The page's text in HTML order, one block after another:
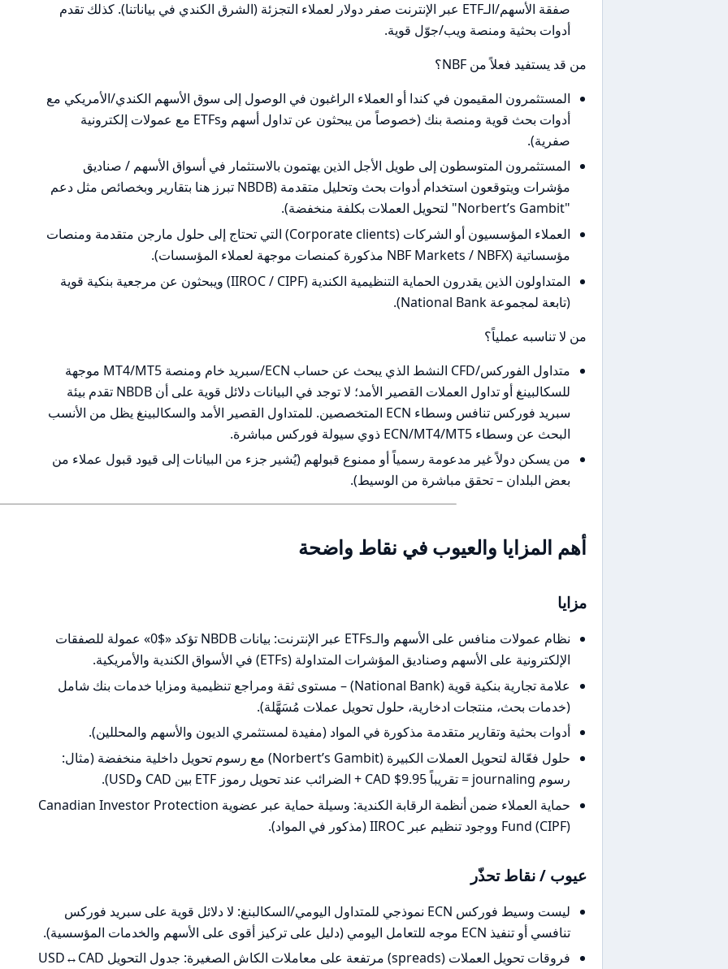
صفقة الأسهم/الـETF عبر الإنترنت صفر دولار لعملاء التجزئة (الشرق الكندي في بياناتنا). كذلك تقدم
أدوات بحثية ومنصة ويب/جوّل قوية.
من قد يستفيد فعلاً من NBF؟
المستثمرون المقيمون في كندا أو العملاء الراغبون في الوصول إلى سوق الأسهم الكندي/الأمريكي مع
أدوات بحث قوية ومنصة بنك (خصوصاً من يبحثون عن تداول أسهم وETFs مع عمولات إلكترونية
صفرية).
المستثمرون المتوسطون إلى طويل الأجل الذين يهتمون بالاستثمار في أسواق الأسهم / صناديق
مؤشرات ويتوقعون استخدام أدوات بحث وتحليل متقدمة (NBDB تبرز هنا بتقارير وبخصائص مثل دعم
"Norbert’s Gambit" لتحويل العملات بكلفة منخفضة).
العملاء المؤسسيون أو الشركات (Corporate clients) التي تحتاج إلى حلول مارجن متقدمة ومنصات
مؤسساتية (NBF Markets / NBFX مذكورة كمنصات موجهة لعملاء المؤسسات).
المتداولون الذين يقدرون الحماية التنظيمية الكندية (IIROC / CIPF) ويبحثون عن مرجعية بنكية قوية
(تابعة لمجموعة National Bank).
من لا تناسبه عملياً؟
متداول الفوركس/CFD النشط الذي يبحث عن حساب ECN/سبريد خام ومنصة MT4/MT5 موجهة
للسكالبينغ أو تداول العملات القصير الأمد؛ لا توجد في البيانات دلائل قوية على أن NBDB تقدم بيئة
سبريد فوركس تنافس وسطاء ECN المتخصصين. للمتداول القصير الأمد والسكالبينغ يظل من الأنسب
البحث عن وسطاء ECN/MT4/MT5 ذوي سيولة فوركس مباشرة.
من يسكن دولاً غير مدعومة رسمياً أو ممنوع قبولهم (يُشير جزء من البيانات إلى قيود قبول عملاء من
بعض البلدان – تحقق مباشرة من الوسيط).
أهم المزايا والعيوب في نقاط واضحة
مزايا
نظام عمولات منافس على الأسهم والـETFs عبر الإنترنت: بيانات NBDB تؤكد «$0» عمولة للصفقات
الإلكترونية على الأسهم وصناديق المؤشرات المتداولة (ETFs) في الأسواق الكندية والأمريكية.
علامة تجارية بنكية قوية (National Bank) – مستوى ثقة ومراجع تنظيمية ومزايا خدمات بنك شامل
(خدمات بحث، منتجات ادخارية، حلول تحويل عملات مُسَهَّلة).
أدوات بحثية وتقارير متقدمة مذكورة في المواد (مفيدة لمستثمري الديون والأسهم والمحللين).
حلول فعّالة لتحويل العملات الكبيرة (Norbert’s Gambit) مع رسوم تحويل داخلية منخفضة (مثال:
رسوم journaling = تقريباً CAD $9.95 + الضرائب عند تحويل رموز ETF بين CAD وUSD).
حماية العملاء ضمن أنظمة الرقابة الكندية: وسيلة حماية عبر عضوية Canadian Investor Protection
Fund (CIPF) ووجود تنظيم عبر IIROC (مذكور في المواد).
عيوب / نقاط تحذّر
ليست وسيط فوركس ECN نموذجي للمتداول اليومي/السكالبنغ: لا دلائل قوية على سبريد فوركس
تنافسي أو تنفيذ ECN موجه للتعامل اليومي (دليل على تركيز أقوى على الأسهم والخدمات المؤسسية).
فروقات تحويل العملات (spreads) مرتفعة على معاملات الكاش الصغيرة: جدول التحويل USD↔CAD